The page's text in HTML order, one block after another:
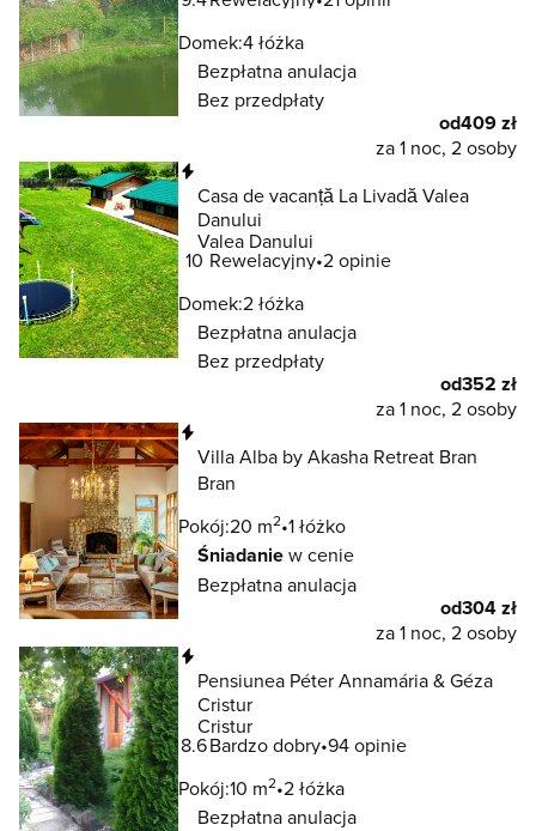
Domek:4 łóżka
Bezpłatna anulacja
Bez przedpłaty
od409 zł
za 1 noc, 2 osoby
Casa de vacanță La Livadă Valea
Danului
Valea Danului
10 Rewelacyjny 2 opinie
Domek:2 łóżka
Bezpłatna anulacja
Bez przedpłaty
od352 zł
za 1 noc, 2 osoby
Villa Alba by Akasha Retreat Bran
Bran
Pokój:20 m2 1 łóżko
Śniadaniew cenie
Bezpłatna anulacja
od304 zł
za 1 noc, 2 osoby
Pensiunea Péter Annamária & Géza
Cristur
Cristur
8.6Bardzo dobry 94 opinie
Pokój:10 m2 2 łóżka
Bezpłatna anulacja